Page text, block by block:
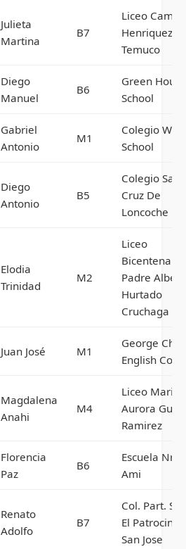
Julieta
Martina
B7
Liceo Camilo
Henriquez
Temuco
Diego
Manuel
B6
Green House
School
Gabriel
Antonio
M1
Colegio
School
Diego
Antonio
B5
Colegio
Cruz De
Loncoche
Elodia
Trinidad
M2
Liceo
Bicentenario
Padre
Hurtado
Cruchaga
Juan José M1
George
English
Magdalena
Anahi
M4
Liceo Maria
Aurora
Ramirez
Florencia
Paz
B6
Escuela Nro
Ami
Renato
Adolfo
B7
Col. Part.
El Patrocinio
San Jose